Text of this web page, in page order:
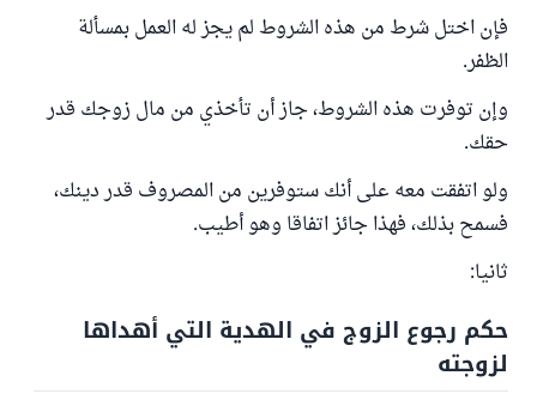
فإن اختل شرط من هذه الشروط لم يجز له العمل بمسألة
الظفر.
وإن توفرت هذه الشروط، جاز أن تأخذي من مال زوجك قدر
حقك.
ولو اتفقت معه على أنك ستوفرين من المصروف قدر دينك،
فسمح بذلك، فهذا جائز اتفاقا وهو أطيب.
ثانيا:
حكم رجوع الزوج في الهدية التي أهداها
لزوجته